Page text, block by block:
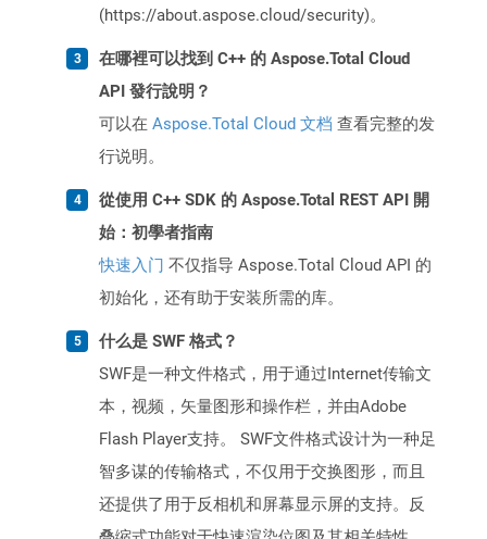
(https://about.aspose.cloud/security)。
在哪裡可以找到 C++ 的 Aspose.Total Cloud
API 發行說明？
可以在 Aspose.Total Cloud 文档 查看完整的发
行说明。
從使用 C++ SDK 的 Aspose.Total REST API 開
始：初學者指南
快速入门 不仅指导 Aspose.Total Cloud API 的
初始化，还有助于安装所需的库。
什么是 SWF 格式？
SWF是一种文件格式，用于通过Internet传输文
本，视频，矢量图形和操作栏，并由Adobe
Flash Player支持。 SWF文件格式设计为一种足
智多谋的传输格式，不仅用于交换图形，而且
还提供了用于反相机和屏幕显示屏的支持。反